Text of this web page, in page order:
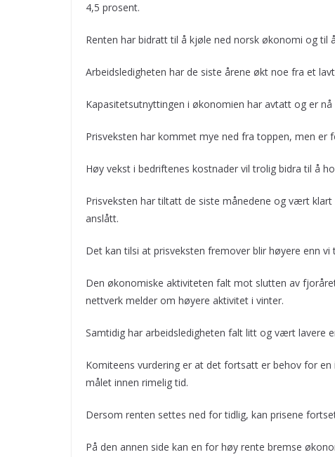
4,5 prosent.
Renten har bidratt til å kjøle ned norsk økonomi og til
Arbeidsledigheten har de siste årene økt noe fra et
Kapasitetsutnyttingen i økonomien har avtatt og er
Prisveksten har kommet mye ned fra toppen, men er
Høy vekst i bedriftenes kostnader vil trolig bidra til å
Prisveksten har tiltatt de siste månedene og vært
anslått.
Det kan tilsi at prisveksten fremover blir høyere enn
Den økonomiske aktiviteten falt mot slutten av
nettverk melder om høyere aktivitet i vinter.
Samtidig har arbeidsledigheten falt litt og vært lavere
Komiteens vurdering er at det fortsatt er behov for
målet innen rimelig tid.
Dersom renten settes ned for tidlig, kan prisene
På den annen side kan en for høy rente bremse